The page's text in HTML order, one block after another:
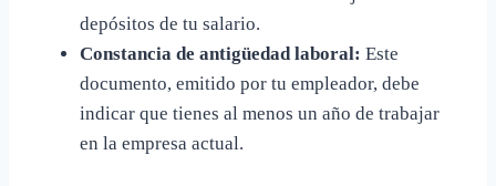
depósitos de tu salario.
Constancia de antigüedad laboral: Este
documento, emitido por tu empleador, debe
indicar que tienes al menos un año de trabajar
en la empresa actual.